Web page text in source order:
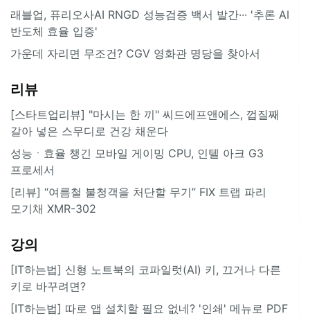
래블업, 퓨리오사AI RNGD 성능검증 백서 발간··· '추론 AI
반도체 효율 입증'
가운데 자리면 무조건? CGV 영화관 명당을 찾아서
리뷰
[스타트업리뷰] "마시는 한 끼" 씨드에프앤에스, 껍질째
갈아 넣은 스무디로 건강 채운다
성능ㆍ효율 챙긴 모바일 게이밍 CPU, 인텔 아크 G3
프로세서
[리뷰] “여름철 불청객을 처단할 무기” FIX 트랩 파리
모기채 XMR-302
강의
[IT하는법] 신형 노트북의 코파일럿(AI) 키, 끄거나 다른
키로 바꾸려면?
[IT하는법] 따로 앱 설치할 필요 없네? '인쇄' 메뉴로 PDF